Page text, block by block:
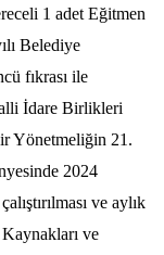
1 adet Eğitmen
Belediye
fıkrası ile
İdare Birlikleri
Yönetmeliğin 21.
2024
ve aylık
ve